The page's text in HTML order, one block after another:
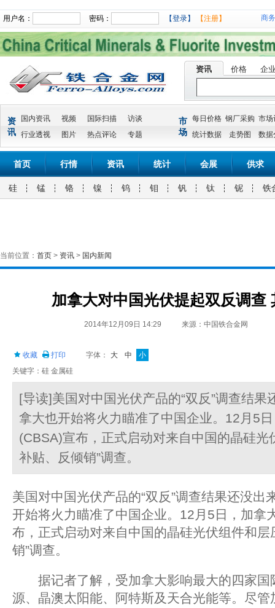
用户名： 密码： 【登录】 【注册】 商
资讯 价格 企
资
讯
国内资讯 视频 国际扫描
访谈
行业透视
图片 热点评论 专题
市
场
每日价格 钢厂采购 市场
统计数据
走势图 数据
首页 行情 资讯 统计 会展 供求
硅 锰 铬 镍 钨 钼 钒 钛 铌 铁
当前位置： 首页 > 资讯 > 国内新闻
加拿大对中国光伏提起双反调查
2014年12月09日 14:29 来源：中国铁合金网
收藏 打印 字体： 大 中
小
关键字：硅 金属硅
[导读]美国对中国光伏产品的“双反”调查结果
拿大也开始将火力瞄准了中国企业。12月5
(CBSA)宣布，正式启动对来自中国的晶硅光
补贴、反倾销”调查。
美国对中国光伏产品的“双反”调查结果还没出
开始将火力瞄准了中国企业。12月5日，加拿
布，正式启动对来自中国的晶硅光伏组件和层
销”调查。
据记者了解，受加拿大影响最大的四家国
源、晶澳太阳能、阿特斯及天合光能等。尽